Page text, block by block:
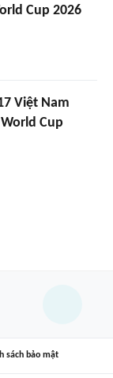
Cup 2026
Việt Nam
Cup
sách bảo mật